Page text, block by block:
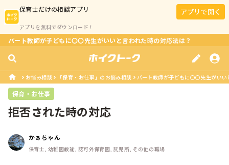
保育士だけの相談アプリ
アプリを無料でダウンロード！
アプリで開く
パート教師が子どもに〇〇先生がいいと言われた時の対応法は？
お悩み相談 「保育・お仕事」のお悩み相談 パート教師が子どもに〇〇先生がい
保育・お仕事
拒否された時の対応
かぁちゃん
保育士, 幼稚園教諭, 認可外保育園, 託児所, その他の職場